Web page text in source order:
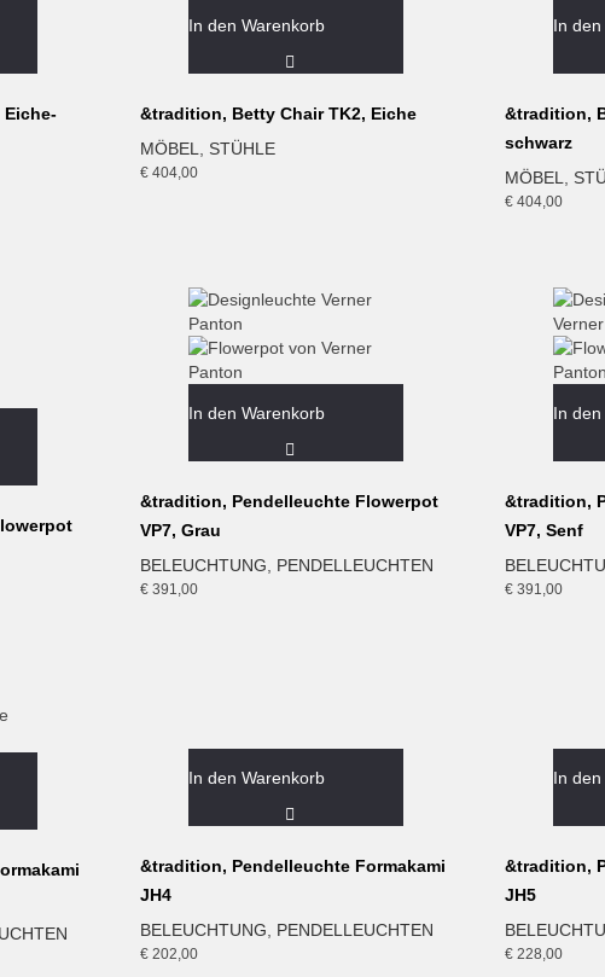
Eiche-
In den Warenkorb
&tradition, Betty Chair TK2, Eiche
MÖBEL
STÜHLE
€404,00
In
&tradition,
schwarz
MÖBEL
€ 404,00
In den Warenkorb
&tradition, Pendelleuchte Flowerpot
VP7, Grau
BELEUCHTUNG, PENDELLEUCHTEN
€391,00
In
&tradition,
VP7, Senf
€ 391,00
In den Warenkorb
&tradition, Pendelleuchte Formakami
JH4
BELEUCHTUNG, PENDELLEUCHTEN
€202,00
In
&tradition,
JH5
€ 228,00